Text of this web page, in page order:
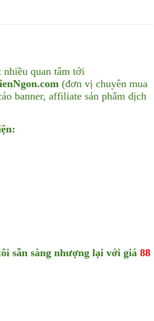
nhiều quan tâm tới
(đơn vị chuyên mua
banner, affiliate sản phẩm dịch
sẵn sàng nhượng lại với giá 88